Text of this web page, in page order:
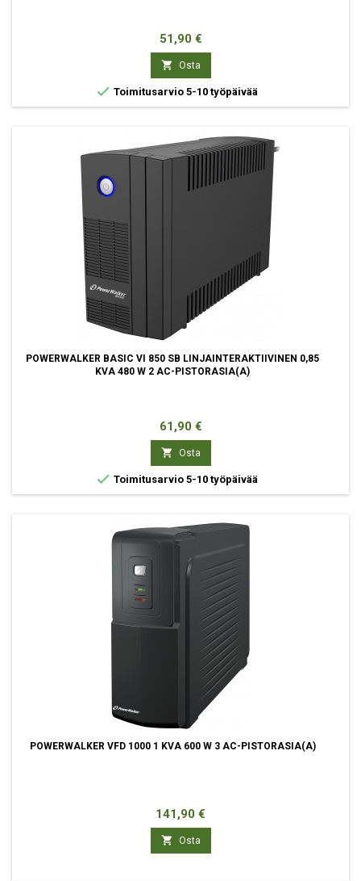
Hinta
51,90 €
 Osta
 Toimitusarvio 5-10 työpäivää
POWERWALKER BASIC VI 850 SB LINJAINTERAKTIIVINEN 0,85
KVA 480 W 2 AC-PISTORASIA(A)
Hinta
61,90 €
 Osta
 Toimitusarvio 5-10 työpäivää
POWERWALKER VFD 1000 1 KVA 600 W 3 AC-PISTORASIA(A)
Hinta
141,90 €
 Osta